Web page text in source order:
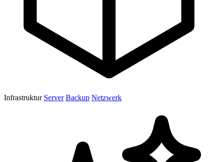
Infrastruktur Server Backup Netzwerk